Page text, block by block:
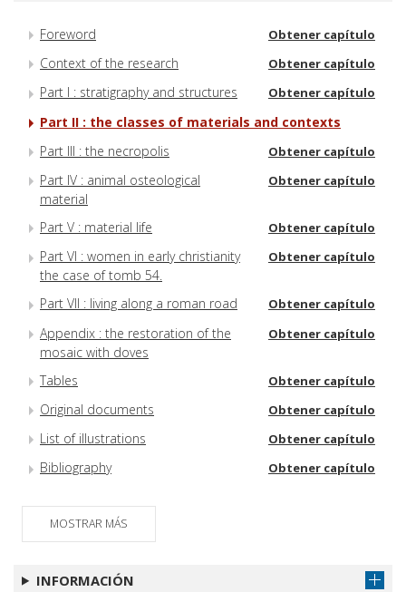
Foreword Obtener capítulo
Context of the research Obtener capítulo
Part I : stratigraphy and structures Obtener capítulo
Part II : the classes of materials and contexts
Part III : the necropolis
Obtener capítulo
Part IV : animal osteological
material
Obtener capítulo
Part V : material life Obtener capítulo
Part VI : women in early christianity
the case of tomb 54.
Obtener capítulo
Part VII : living along a roman road Obtener capítulo
Appendix : the restoration of the
mosaic with doves
Obtener capítulo
Tables Obtener capítulo
Original documents Obtener capítulo
List of illustrations Obtener capítulo
Bibliography Obtener capítulo
MOSTRAR MÁS
INFORMACIÓN